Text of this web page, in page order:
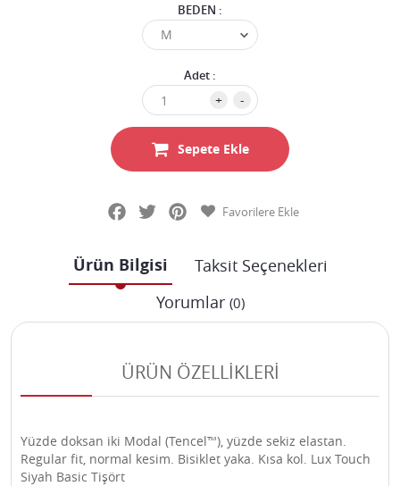
BEDEN :
Adet :
+ -
Sepete Ekle
FacebookTwitterPinterestFavorilere Ekle
Ürün Bilgisi
Taksit Seçenekleri
Yorumlar (0)
ÜRÜN ÖZELLİKLERİ
Yüzde doksan iki Modal (Tencel™), yüzde sekiz elastan.
Regular fit, normal kesim. Bisiklet yaka. Kısa kol. Lux Touch
Siyah Basic Tişört